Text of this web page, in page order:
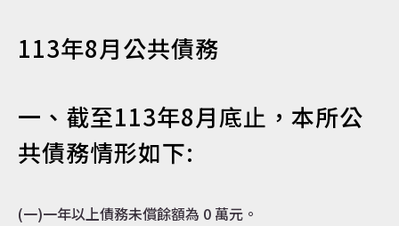
113年8月公共債務
一、截至113年8月底止，本所公
共債務情形如下:
(一)一年以上債務未償餘額為 0 萬元。